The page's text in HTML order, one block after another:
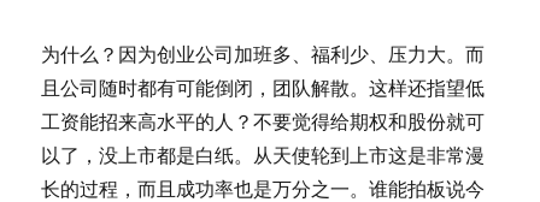
为什么？因为创业公司加班多、福利少、压力大。而
且公司随时都有可能倒闭，团队解散。这样还指望低
工资能招来高水平的人？不要觉得给期权和股份就可
以了，没上市都是白纸。从天使轮到上市这是非常漫
长的过程，而且成功率也是万分之一。谁能拍板说今